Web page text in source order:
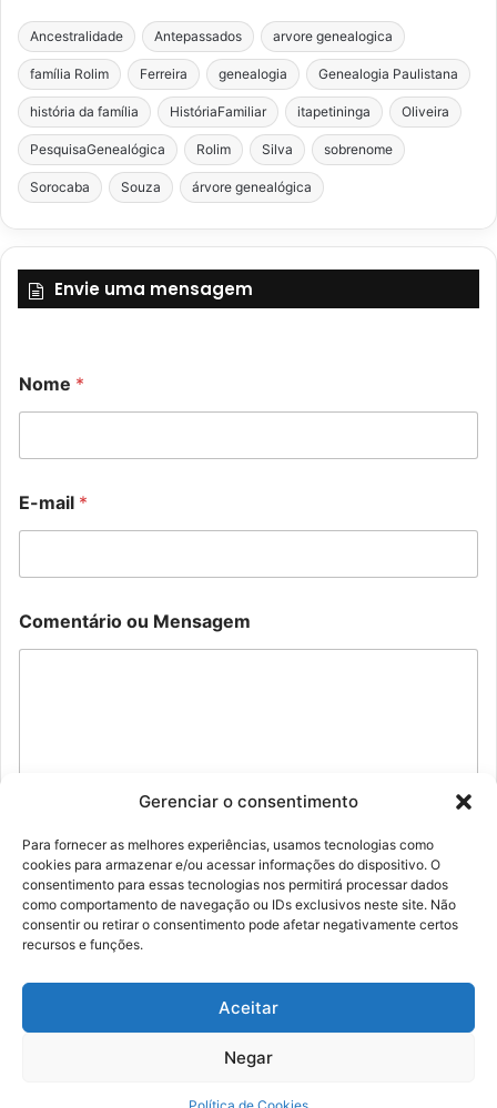
Gerenciar o consentimento
Para fornecer as melhores experiências, usamos tecnologias como
cookies para armazenar e/ou acessar informações do dispositivo. O
consentimento para essas tecnologias nos permitirá processar dados
como comportamento de navegação ou IDs exclusivos neste site. Não
consentir ou retirar o consentimento pode afetar negativamente certos
recursos e funções.
Aceitar
Negar
Ancestralidade Antepassados arvore genealogica
família Rolim Ferreira genealogia Genealogia Paulistana
história da família HistóriaFamiliar itapetininga Oliveira
PesquisaGenealógica Rolim Silva sobrenome
Sorocaba Souza árvore genealógica
Envie uma mensagem
Nome *
u
C
n
t
á
m
-
m
N
o
m
E-mail *
Comentário ou Mensagem
© Família Rolim - Copyright 2026, Todos os direitos reservados |
Desenvolvido por Marcio Rolim
Eu creio emDEUS